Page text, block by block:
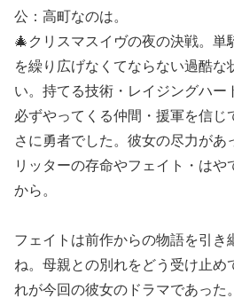
公：高町なのは。
🎄クリスマスイヴの夜の決戦。単
を繰り広げなくてならない過酷な
い。持てる技術・レイジングハー
必ずやってくる仲間・援軍を信じ
さに勇者でした。彼女の尽力があ
リッターの存命やフェイト・はや
から。
フェイトは前作からの物語を引き
ね。母親との別れをどう受け止め
れが今回の彼女のドラマであった